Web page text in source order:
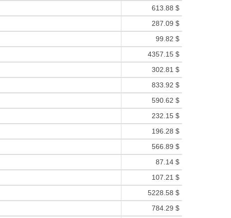
613.88 $
287.09 $
99.82 $
4357.15 $
302.81 $
833.92 $
590.62 $
232.15 $
196.28 $
566.89 $
87.14 $
107.21 $
5228.58 $
784.29 $